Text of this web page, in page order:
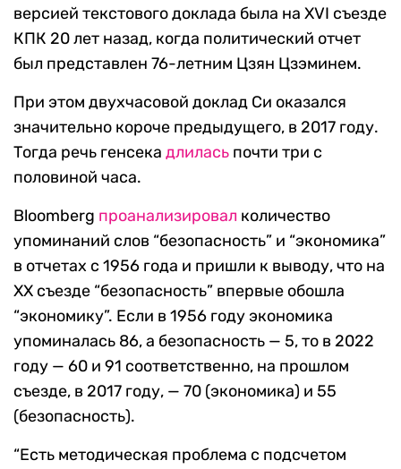
версией текстового доклада была на XVI съезде
КПК 20 лет назад, когда политический отчет
был представлен 76-летним Цзян Цзэминем.
При этом двухчасовой доклад Си оказался
значительно короче предыдущего, в 2017 году.
Тогда речь генсека длилась почти три с
половиной часа.
Bloomberg проанализировал количество
упоминаний слов “безопасность” и “экономика”
в отчетах с 1956 года и пришли к выводу, что на
XX съезде “безопасность” впервые обошла
“экономику”. Если в 1956 году экономика
упоминалась 86, а безопасность — 5, то в 2022
году — 60 и 91 соответственно, на прошлом
съезде, в 2017 году, — 70 (экономика) и 55
(безопасность).
“Есть методическая проблема с подсчетом